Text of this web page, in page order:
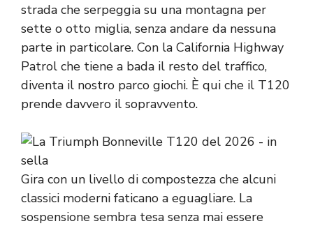
strada che serpeggia su una montagna per
sette o otto miglia, senza andare da nessuna
parte in particolare. Con la California Highway
Patrol che tiene a bada il resto del traffico,
diventa il nostro parco giochi. È qui che il T120
prende davvero il sopravvento.
Gira con un livello di compostezza che alcuni
classici moderni faticano a eguagliare. La
sospensione sembra tesa senza mai essere